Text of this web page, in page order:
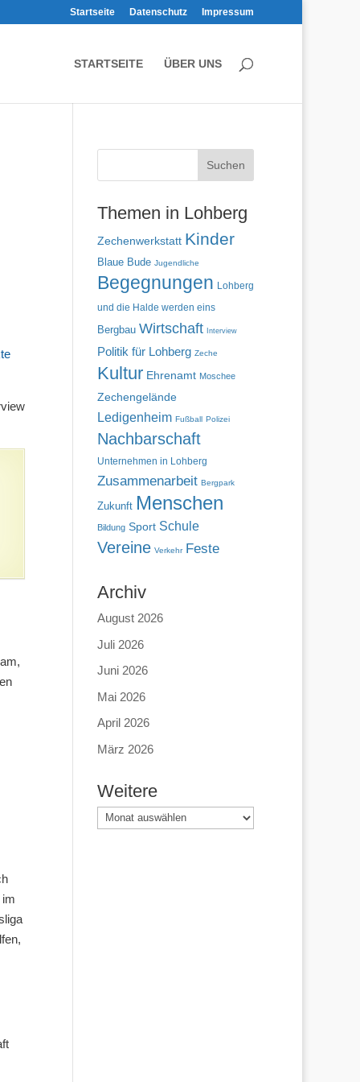
Startseite Datenschutz Impressum
STARTSEITE ÜBER UNS
Themen in Lohberg
Zechenwerkstatt Kinder
Blaue Bude Jugendliche
Begegnungen Lohberg
und die Halde werden eins
Bergbau Wirtschaft Interview
Politik für Lohberg Zeche
Kultur Ehrenamt Moschee
Zechengelände
Ledigenheim Fußball Polizei
Nachbarschaft
Unternehmen in Lohberg
Zusammenarbeit Bergpark
Zukunft Menschen
Bildung Sport Schule
Vereine Verkehr Feste
Archiv
August 2026
Juli 2026
Juni 2026
Mai 2026
April 2026
März 2026
Weitere
Weitere